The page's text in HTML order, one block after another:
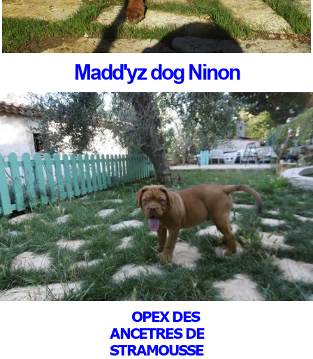
Madd'yz dog Ninon
OPEX DES
ANCETRES DE
STRAMOUSSE